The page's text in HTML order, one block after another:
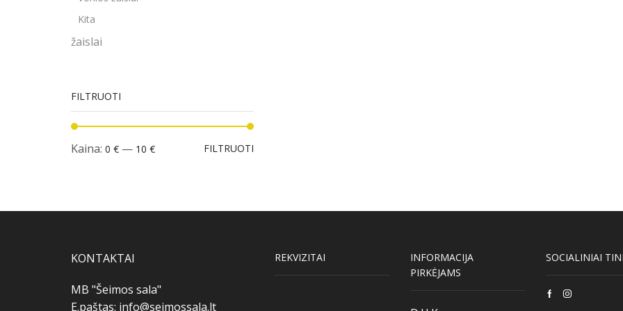
Kita
žaislai
FILTRUOTI
Min
Maks
FILTRUOTI
Kaina: 0 € — 10 €
KONTAKTAI
MB "Šeimos sala"
E.paštas: info@seimossala.lt
REKVIZITAI
INFORMACIJA
PIRKĖJAMS
SOCIALINIAI
FacebookInstagram